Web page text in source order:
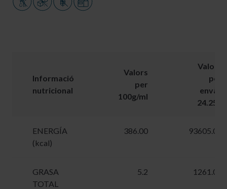
Informació
nutricional
Valors
per
100g/ml
Valors
per
envàs
24.25g
ENERGÍA
(kcal)
386.00 93605.00
GRASA
TOTAL
5.2 1261.00